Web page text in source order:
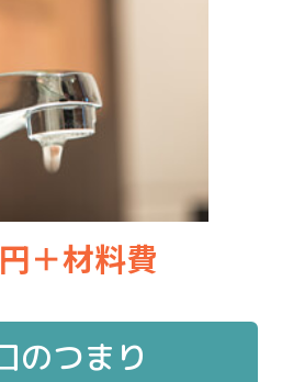
＋材料費
のつまり